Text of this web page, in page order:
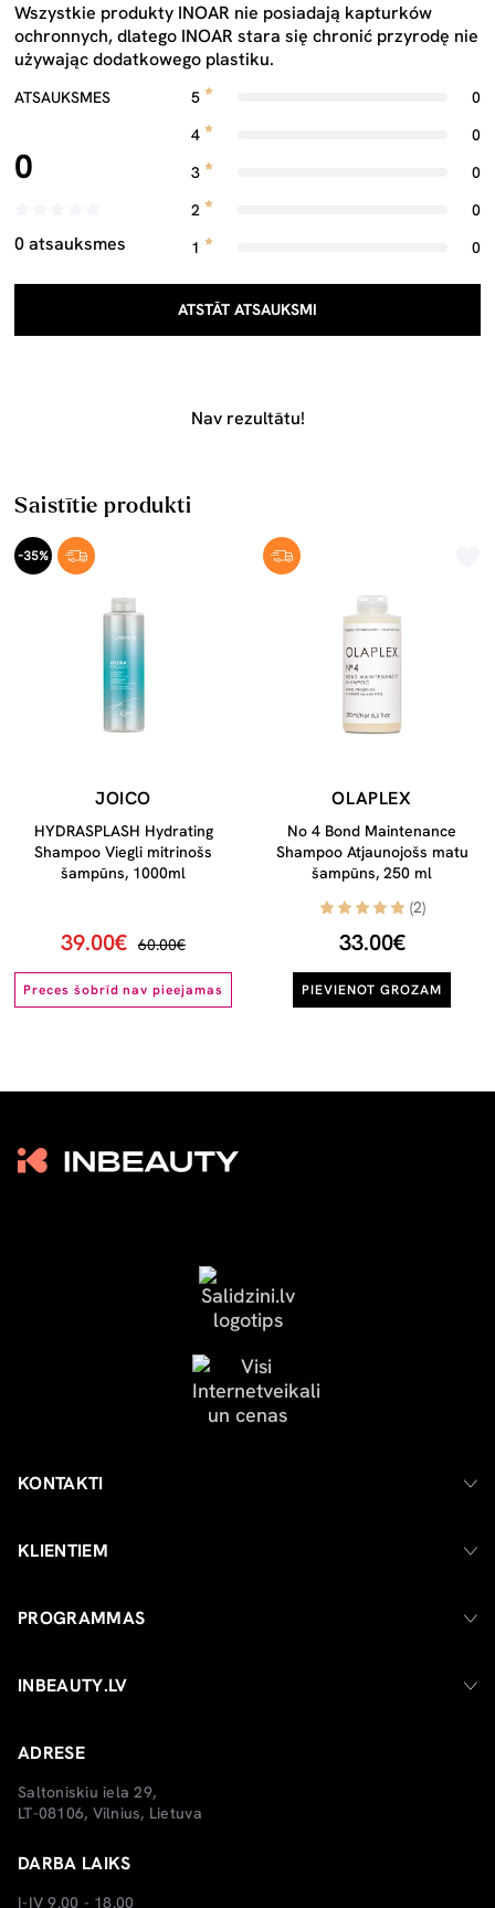
Wszystkie produkty INOAR nie posiadają kapturków
ochronnych, dlatego INOAR stara się chronić przyrodę nie
używając dodatkowego plastiku.
ATSAUKSMES
0
0 atsauksmes
5
0
4
0
3
0
2
0
1
0
ATSTĀT ATSAUKSMI
Nav rezultātu!
Saistītie produkti
-35%
JOICO
HYDRASPLASH Hydrating
Shampoo Viegli mitrinošs
šampūns, 1000ml
39.00€ 60.00€
Preces šobrīd nav pieejamas
OLAPLEX
No 4 Bond Maintenance
Shampoo Atjaunojošs matu
šampūns, 250 ml
(2)
33.00€
PIEVIENOT GROZAM
KONTAKTI
KLIENTIEM
PROGRAMMAS
INBEAUTY.LV
ADRESE
Saltoniskiu iela 29,
LT-08106, Vilnius, Lietuva
DARBA LAIKS
I-IV 9.00 - 18.00